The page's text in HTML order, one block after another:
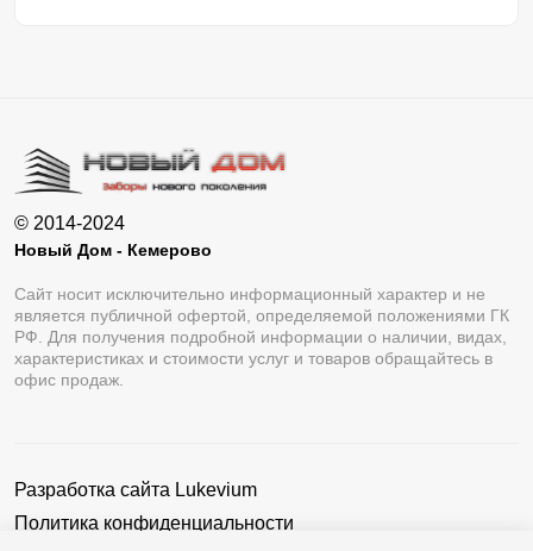
© 2014-2024
Новый Дом - Кемерово
Сайт носит исключительно информационный характер и не
является публичной офертой, определяемой положениями ГК
РФ. Для получения подробной информации о наличии, видах,
характеристиках и стоимости услуг и товаров обращайтесь в
офис продаж.
Разработка сайта Lukevium
Политика конфиденциальности